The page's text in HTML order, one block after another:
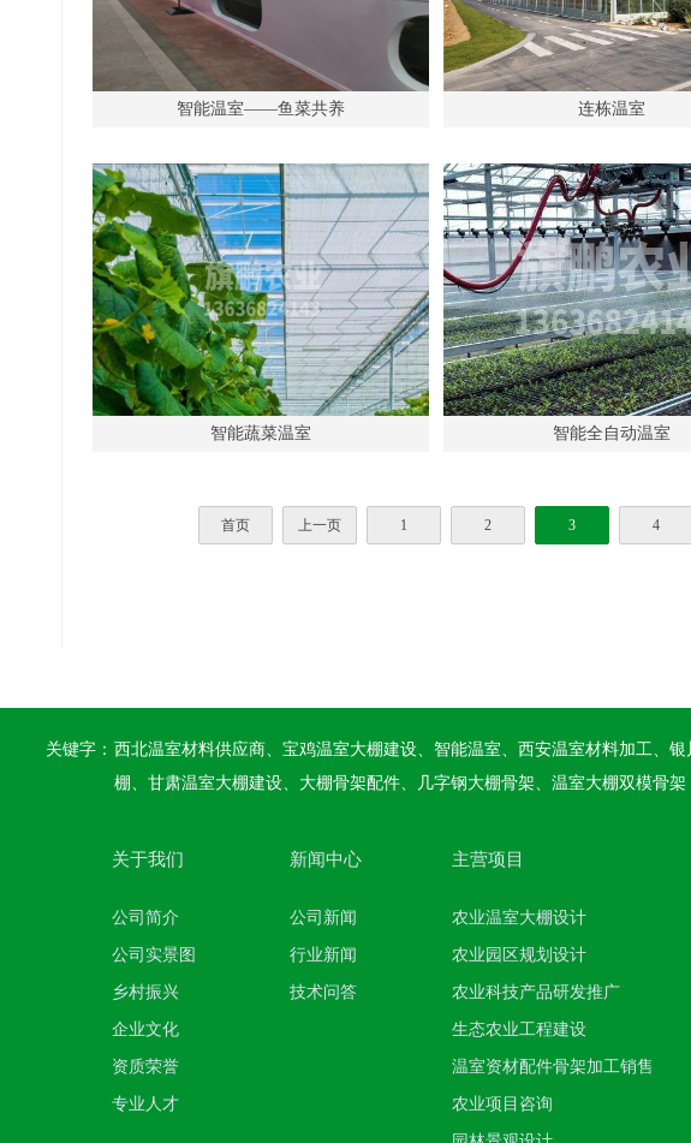
智能温室——鱼菜共养 连栋温室
智能蔬菜温室 智能全自动温室
首页 上一页 1 2 3 4
关键字： 西北温室材料供应商、宝鸡温室大棚建设、智能温室、西安温室材料加工、
棚、甘肃温室大棚建设、大棚骨架配件、几字钢大棚骨架、温室大棚双模骨架
关于我们
公司简介
公司实景图
乡村振兴
企业文化
资质荣誉
专业人才
新闻中心
公司新闻
行业新闻
技术问答
主营项目
农业温室大棚设计
农业园区规划设计
农业科技产品研发推广
生态农业工程建设
温室资材配件骨架加工销售
农业项目咨询